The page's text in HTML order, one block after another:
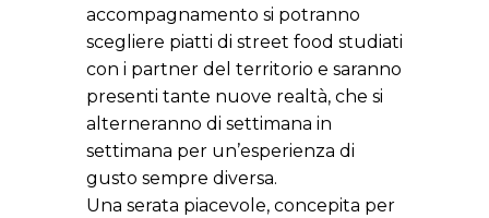
accompagnamento si potranno
scegliere piatti di street food studiati
con i partner del territorio e saranno
presenti tante nuove realtà, che si
alterneranno di settimana in
settimana per un’esperienza di
gusto sempre diversa.
Una serata piacevole, concepita per